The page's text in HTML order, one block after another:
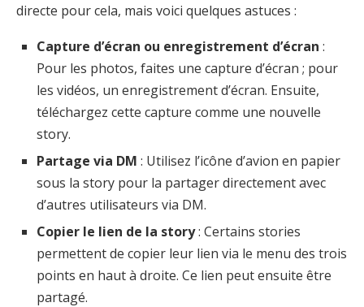
directe pour cela, mais voici quelques astuces :
Capture d’écran ou enregistrement d’écran :
Pour les photos, faites une capture d’écran ; pour
les vidéos, un enregistrement d’écran. Ensuite,
téléchargez cette capture comme une nouvelle
story.
Partage via DM : Utilisez l’icône d’avion en papier
sous la story pour la partager directement avec
d’autres utilisateurs via DM.
Copier le lien de la story: Certains stories
permettent de copier leur lien via le menu des trois
points en haut à droite. Ce lien peut ensuite être
partagé.